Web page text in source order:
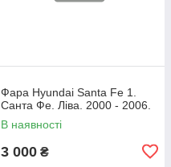
Фара Hyundai Santa Fe 1.
Санта Фе. Ліва. 2000 - 2006.
В наявності
3 000 ₴